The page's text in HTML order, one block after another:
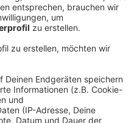
'Tracking'. Das heißt, es
damit uns